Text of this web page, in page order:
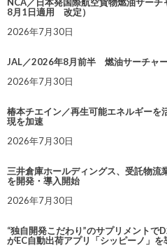
NCA／日本発国際航空貨物燃油サー
8月1日適用 改定）
2026年7月30日
JAL／2026年8月前半 燃油サーチャ
2026年7月30日
椿本チエイン／再生可能エネルギーを
現を加速
2026年7月30日
三井倉庫ホールディングス、受託物流
を開発・導入開始
2026年7月30日
“独自開発こだわり”のサプリメントで
がEC自動出荷アプリ「シッピーノ」を